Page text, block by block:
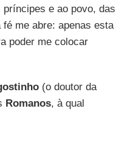
e ao povo, das
fé me abre: apenas esta
poder me colocar
(o doutor da
Romanos, à qual